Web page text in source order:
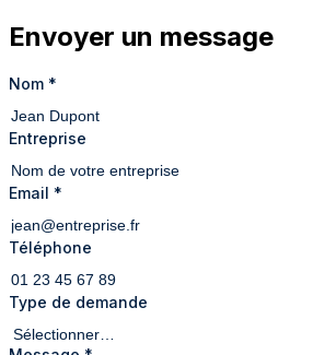
Envoyer un message
Nom *
Entreprise
Email *
Téléphone
Type de demande